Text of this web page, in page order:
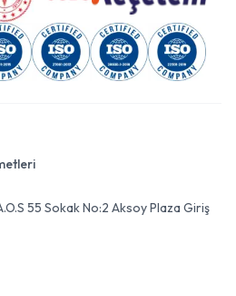
55 Sokak No:2 Aksoy Plaza Giriş